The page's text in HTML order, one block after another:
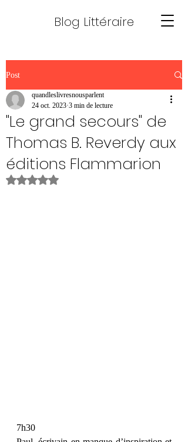
Blog Littéraire
Post
"Le grand secours" de
Thomas B. Reverdy aux
éditions Flammarion
quandleslivresnousparlent
24 oct. 2023 3 min de lecture
Noté NaN étoiles sur 5.
7h30